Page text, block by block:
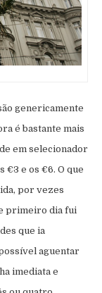
genericamente
é bastante mais
em selecionador
e os €6. O que
por vezes
primeiro dia fui
que ia
aguentar
imediata e